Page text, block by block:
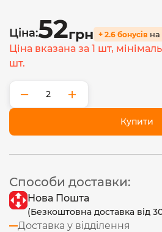
Ціна:52грн + 2.6 бонусів на
Ціна вказана за 1 шт,
шт.
− +
Купити
Способи доставки:
Нова Пошта
(Безкоштовна доставка від
Доставка у відділення